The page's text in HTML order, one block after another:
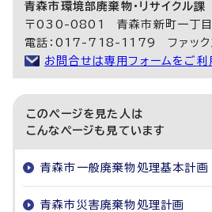
青森市環境部廃棄物・リサイクル課
〒030-0801 青森市新町一丁
電話：017-718-1179 ファッ
お問合せは専用フォームをご利
このページを見た人は
こんなページも見ています
青森市一般廃棄物処理基本計画
青森市災害廃棄物処理計画